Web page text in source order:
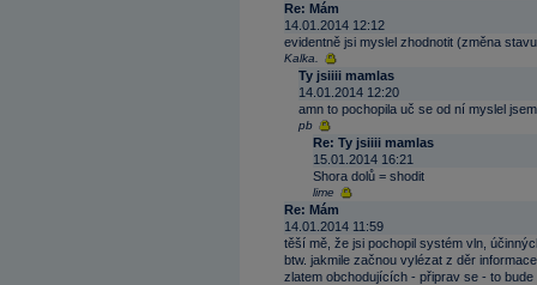
Re: Mám
14.01.2014 12:12
evidentně jsi myslel zhodnotit (změna
Kalka.
Ty jsiiii mamlas
14.01.2014 12:20
amn to pochopila uč se od ní myslel
pb
Re: Ty jsiiii mamlas
15.01.2014 16:21
Shora dolů = shodit
lime
Re: Mám
14.01.2014 11:59
těší mě, že jsi pochopil systém vln,
btw. jakmile začnou vylézat z děr
zlatem obchodujících - připrav se - to